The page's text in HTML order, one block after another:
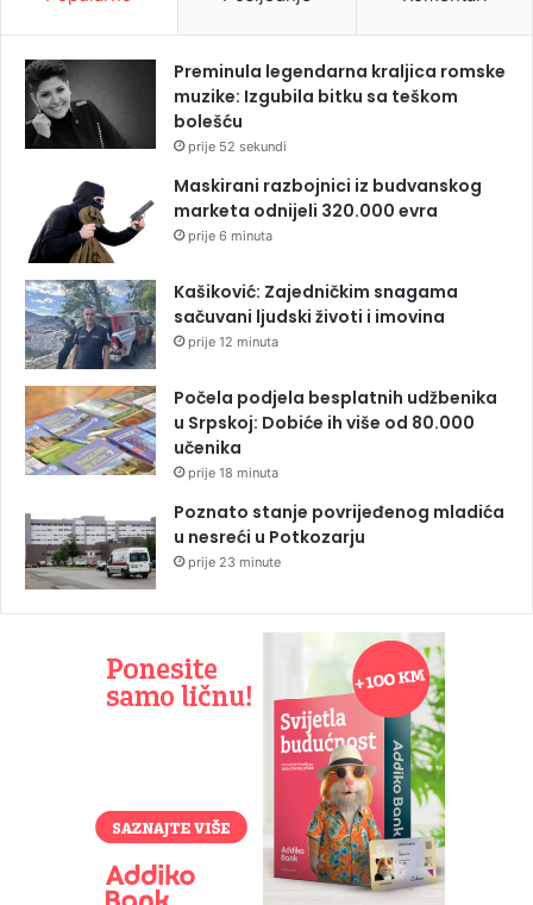
Preminula legendarna kraljica romske
muzike: Izgubila bitku sa teškom
bolešću
prije 52 sekundi
Maskirani razbojnici iz budvanskog
marketa odnijeli 320.000 evra
prije 6 minuta
Kašiković: Zajedničkim snagama
sačuvani ljudski životi i imovina
prije 12 minuta
Počela podjela besplatnih udžbenika
u Srpskoj: Dobiće ih više od 80.000
učenika
prije 18 minuta
Poznato stanje povrijeđenog mladića
u nesreći u Potkozarju
prije 23 minute